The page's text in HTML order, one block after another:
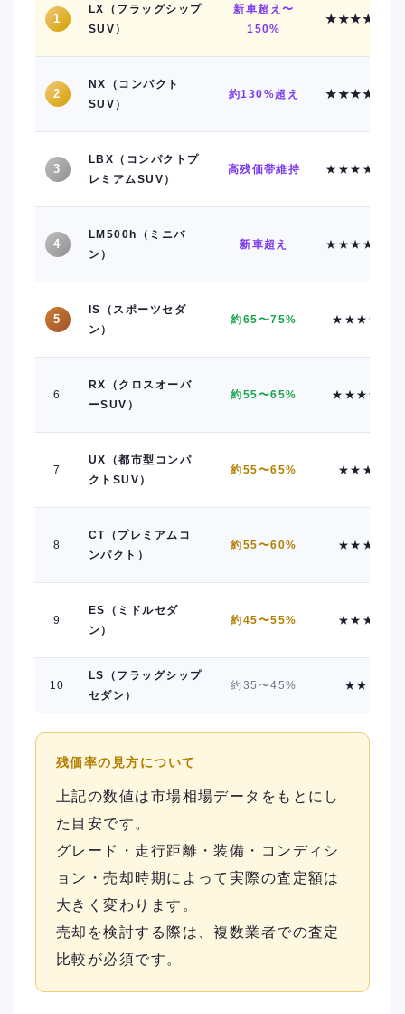
1
LX（フラッグシップ
SUV）
新車超え〜
150%
★★★★★
2
NX（コンパクト
SUV）
約130%超え ★★★★★
3
LBX（コンパクトプ
レミアムSUV）
高残価帯維持 ★★★★★
4
LM500h（ミニバ
ン）
新車超え ★★★★★
5
IS（スポーツセダ
ン）
約65〜75% ★★★★
6
RX（クロスオーバ
ーSUV）
約55〜65% ★★★★
7
UX（都市型コンパ
クトSUV）
約55〜65% ★★★
8
CT（プレミアムコ
ンパクト）
約55〜60% ★★★
9
ES（ミドルセダ
ン）
約45〜55% ★★★
10
LS（フラッグシップ
セダン）
約35〜45% ★★
残価率の見方について
上記の数値は市場相場データをもとにし
た目安です。
グレード・走行距離・装備・コンディシ
ョン・売却時期によって実際の査定額は
大きく変わります。
売却を検討する際は、複数業者での査定
比較が必須です。